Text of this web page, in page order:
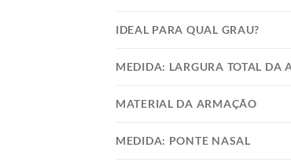
IDEAL PARA QUAL GRAU?
MEDIDA: LARGURA TOTAL DA
MATERIAL DA ARMAÇÃO
MEDIDA: PONTE NASAL